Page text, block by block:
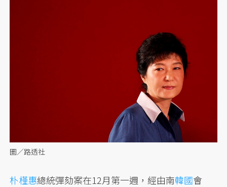
圖／路透社
朴槿惠總統彈劾案在12月第一週，經由南韓國會